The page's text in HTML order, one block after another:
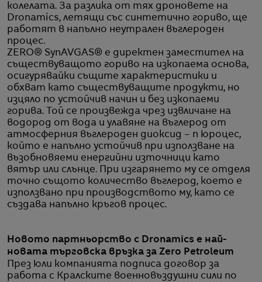
колелата. За разлика от тях дроновете на
Dronamics, летящи със синтетично гориво, ще
работят в напълно неутрален въглероден
процес.
ZERO® SynAVGAS® е директен заместител на
съществуващото гориво на изкопаема основа,
осигурявайки същите характеристики и
обхват като съществуващите продукти, но
изцяло по устойчив начин и без изкопаеми
горива. Той се произвежда чрез извличане на
водород от вода и улавяне на въглерод от
атмосферния въглероден диоксид – п юроцес,
който е напълно устойчив при използване на
възобновяеми енергийни източници като
вятър или слънце. При изгарянето му се отделя
точно същото количество въглерод, което е
използвано при производството му, като се
създава напълно кръгов процес.
Новото партньорство с Dronamics е най-
новата търговска връзка за Zero Petroleum
През юли компанията подписа договор за
работа с Кралските военновъздушни сили по